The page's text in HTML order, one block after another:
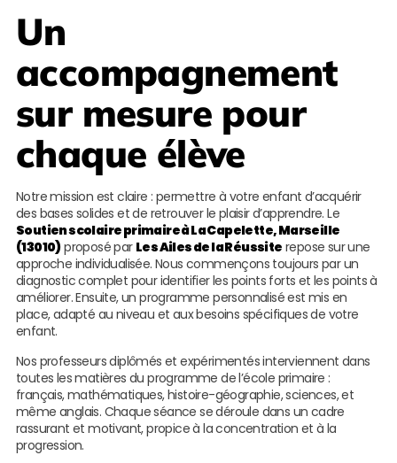
Un
accompagnement
sur mesure pour
chaque élève
Notre mission est claire : permettre à votre enfant d’acquérir
des bases solides et de retrouver le plaisir d’apprendre. Le
Soutien scolaire primaire à La Capelette, Marseille
(13010)proposé par Les Ailes de la Réussite repose sur une
approche individualisée. Nous commençons toujours par un
diagnostic complet pour identifier les points forts et les points à
améliorer. Ensuite, un programme personnalisé est mis en
place, adapté au niveau et aux besoins spécifiques de votre
enfant.
Nos professeurs diplômés et expérimentés interviennent dans
toutes les matières du programme de l’école primaire :
français, mathématiques, histoire-géographie, sciences, et
même anglais. Chaque séance se déroule dans un cadre
rassurant et motivant, propice à la concentration et à la
progression.